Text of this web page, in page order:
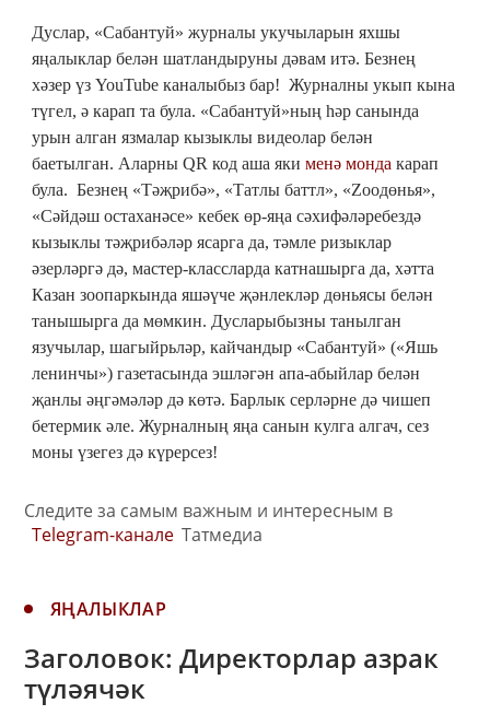
Дуслар, «Сабантуй» журналы укучыларын яхшы
яңалыклар белән шатландыруны дәвам итә. Безнең
хәзер үз YouTube каналыбыз бар! Журналны укып кына
түгел, ә карап та була. «Сабантуй»ның һәр санында
урын алган язмалар кызыклы видеолар белән
баетылган. Аларны QR код аша яки менә монда карап
була. Безнең «Тәҗрибә», «Татлы баттл», «Zooдөнья»,
«Сәйдәш остаханәсе» кебек өр-яңа сәхифәләребездә
кызыклы тәҗрибәләр ясарга да, тәмле ризыклар
әзерләргә дә, мастер-классларда катнашырга да, хәтта
Казан зоопаркында яшәүче җәнлекләр дөньясы белән
танышырга да мөмкин. Дусларыбызны танылган
язучылар, шагыйрьләр, кайчандыр «Сабантуй» («Яшь
ленинчы») газетасында эшләгән апа-абыйлар белән
җанлы әңгәмәләр дә көтә. Барлык серләрне дә чишеп
бетермик әле. Журналның яңа санын кулга алгач, сез
моны үзегез дә күрерсез!
Следите за самым важным и интересным в
Telegram-канале Татмедиа
ЯҢАЛЫКЛАР
Заголовок: Директорлар азрак
түләячәк